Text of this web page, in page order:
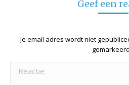
Geef een
Je email adres wordt niet
gemarkeerd
Reactie